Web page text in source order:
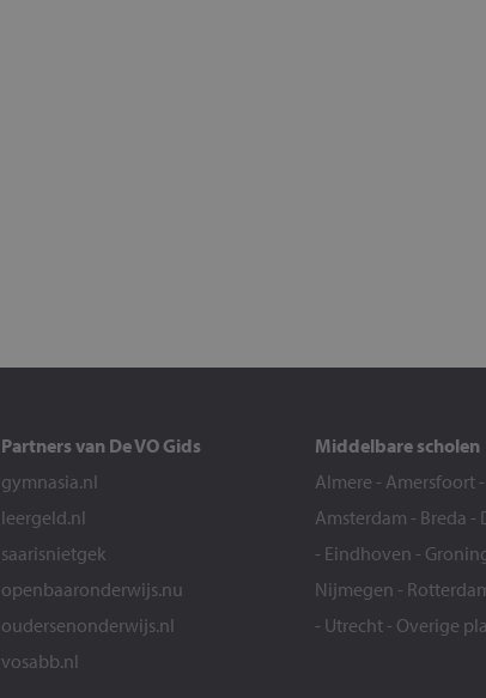
Partners van De VO Gids
gymnasia.nl
leergeld.nl
saarisnietgek
openbaaronderwijs.nu
oudersenonderwijs.nl
vosabb.nl
Middelbare scholen
Almere - Amersfoort -
Amsterdam - Breda -
- Eindhoven -
Nijmegen -
- Utrecht - Overige